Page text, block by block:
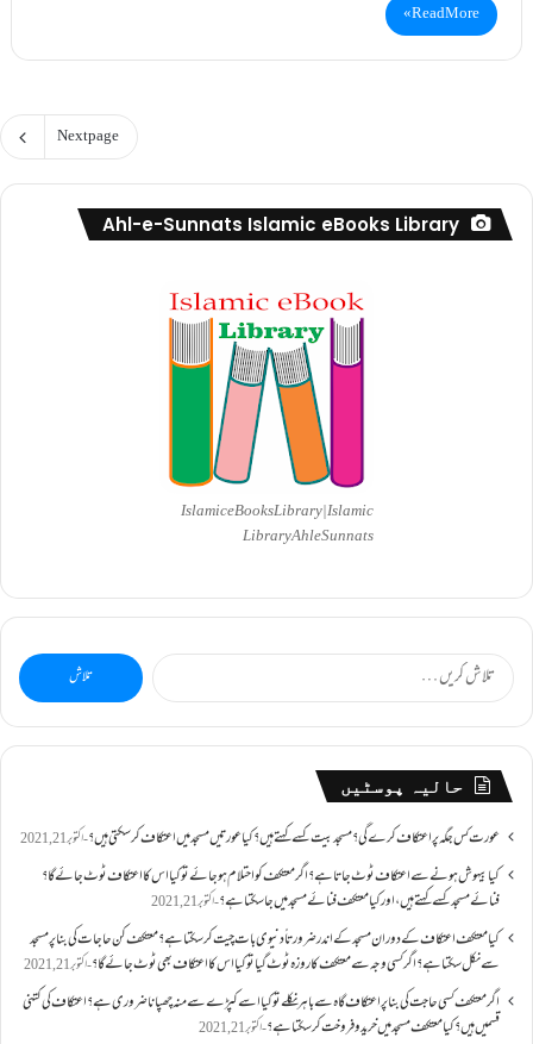
Read More »
Next page
Ahl-e-Sunnats Islamic eBooks Library
Islamic eBooks Library|Islamic
Library AhleSunnats
تلاش
کریں
حالیہ پوسٹیں
عورت کس جگہ پر اعتکاف کرے گی؟مسجد بیت کسے کہتے ہیں؟کیا عورتیں مسجد میں اعتکاف کر سکتی ہیں؟ اکتوبر 21, 2021
کیا بیہوش ہونے سے اعتکاف ٹوٹ جاتا ہے؟ اگر معتکف کو احتلام ہو جائے تو کیا اس کا اعتکاف ٹوٹ جائے گا؟
فنائے مسجد کسے کہتے ہیں ، اور کیا معتکف فنائے مسجد میں جا سکتا ہے؟ اکتوبر 21, 2021
کیا معتکف اعتکاف کے دوران مسجد کے اندر ضرورتاً دنیوی بات چیت کر سکتا ہے؟معتکف کن حاجات کی بنا پر مسجد
سے نکل سکتا ہے؟ اگر کسی وجہ سے معتکف کا روزہ ٹوٹ گیا تو کیا اس کا اعتکاف بھی ٹوٹ جائے گا؟ اکتوبر 21, 2021
اگر معتکف کسی حاجت کی بنا پر اعتکاف گاہ سے باہر نکلے تو کیا اسے کپڑے سے منہ چھپانا ضروری ہے؟اعتکاف کی کتنی
قسمیں ہیں؟کیا معتکف مسجد میں خرید و فروخت کر سکتا ہے؟ اکتوبر 21, 2021